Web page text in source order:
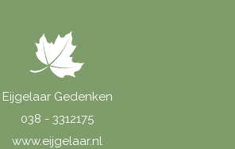
Eijgelaar Gedenken
038 - 3312175
www.eijgelaar.nl